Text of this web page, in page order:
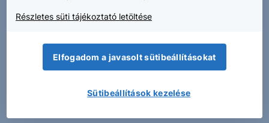
Részletes süti tájékoztató letöltése
Elfogadom a javasolt sütibeállításokat
Sütibeállítások kezelése